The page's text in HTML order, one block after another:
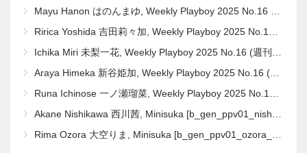
Mayu Hanon はのんまゆ, Weekly Playboy 2025 No.16 (週刊プレイボーイ 2025年16号)
Ririca Yoshida 吉田莉々加, Weekly Playboy 2025 No.16 (週刊プレイボーイ 2025年16号)
Ichika Miri 未梨一花, Weekly Playboy 2025 No.16 (週刊プレイボーイ 2025年16号)
Araya Himeka 新谷姫加, Weekly Playboy 2025 No.16 (週刊プレイボーイ 2025年16号)
Runa Ichinose 一ノ瀬瑠菜, Weekly Playboy 2025 No.16 (週刊プレイボーイ 2025年16号)
Akane Nishikawa 西川茜, Minisuka [b_gen_ppv01_nishikawa_a14]
Rima Ozora 大空りま, Minisuka [b_gen_ppv01_ozora_r16]